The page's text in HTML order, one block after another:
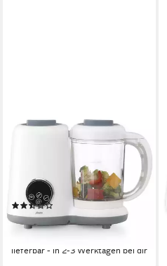
Babynahrungszubereiter BFP-
Leistung
0.57 l Kapazität
Programme
86,99 € UVP109,99 €
lieferbar - in 2-3 Werktagen bei dir